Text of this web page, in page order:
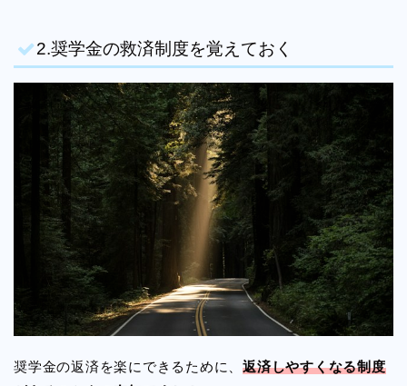
2.奨学金の救済制度を覚えておく
奨学金の返済を楽にできるために、返済しやすくなる制度